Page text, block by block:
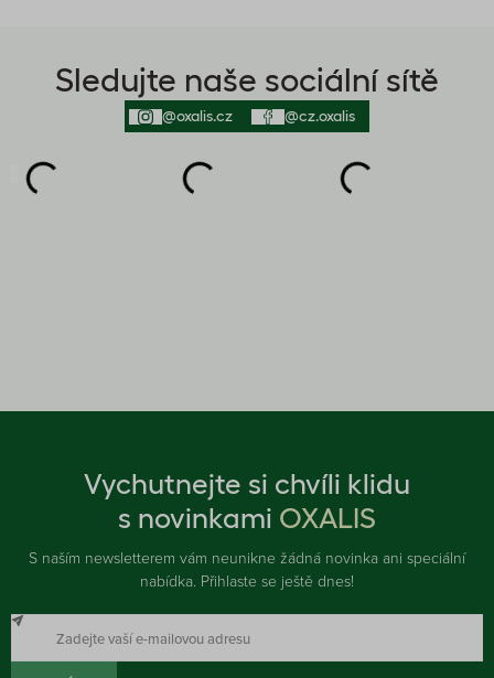
Sledujte naše sociální sítě
@oxalis.cz @cz.oxalis
Vychutnejte si chvíli klidu
s novinkami OXALIS
S naším newsletterem vám neunikne žádná novinka ani speciální
nabídka. Přihlaste se ještě dnes!